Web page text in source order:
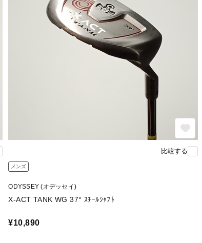
比較する
メンズ
ODYSSEY (オデッセイ)
X-ACT TANK WG 37° ｽﾁｰﾙｼｬﾌﾄ
¥10,890